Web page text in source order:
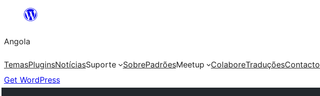
Saltar
o
conteúdo
Angola
TemasPluginsNotíciasSuporte SobrePadrõesMeetup ColaboreTraduçõesContacto
Get WordPress